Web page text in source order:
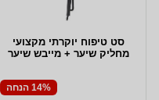
סט טיפוח יוקרתי מקצועי
מחליק שיער + מייבש שיער
14% הנחה